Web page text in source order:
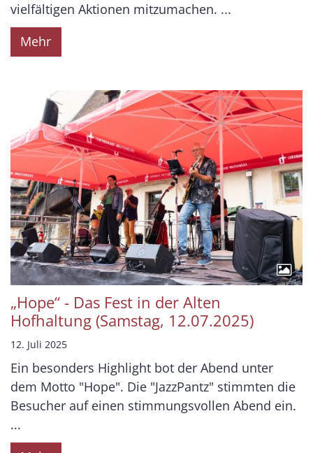
vielfältigen Aktionen mitzumachen. ...
Mehr
„Hope“ - Das Fest in der Alten
Hofhaltung (Samstag, 12.07.2025)
12. Juli 2025
Ein besonders Highlight bot der Abend unter
dem Motto "Hope". Die "JazzPantz" stimmten die
Besucher auf einen stimmungsvollen Abend ein.
...